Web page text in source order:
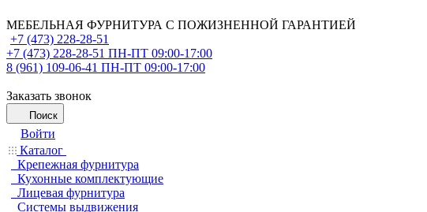
МЕБЕЛЬНАЯ ФУРНИТУРА С ПОЖИЗНЕННОЙ ГАРАНТИЕЙ
+7 (473) 228-28-51
+7 (473) 228-28-51 ПН-ПТ 09:00-17:00
8 (961) 109-06-41 ПН-ПТ 09:00-17:00
Заказать звонок
Поиск
Войти
Каталог
Крепежная фурнитура
Кухонные комплектующие
Лицевая фурнитура
Системы выдвижения